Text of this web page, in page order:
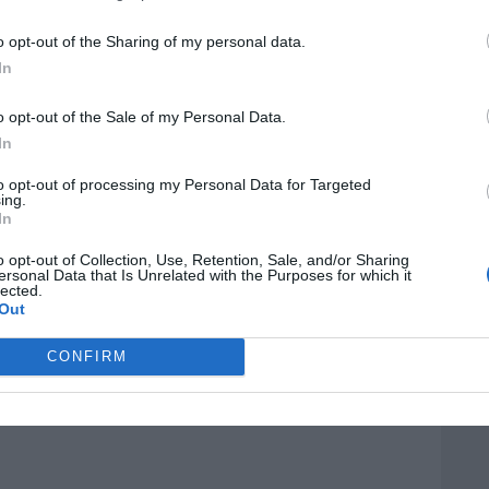
por no participar en la divulgación adicional de su información
en la Lista de participantes intermedios de la IAB.
opt-out of the Sharing of my personal data.
opt-out of the Sale of my Personal Data.
opt-out of processing my Personal Data for Targeted
opt-out of Collection, Use, Retention, Sale, and/or Sharing
Data that Is Unrelated with the Purposes for which it
CONFIRM